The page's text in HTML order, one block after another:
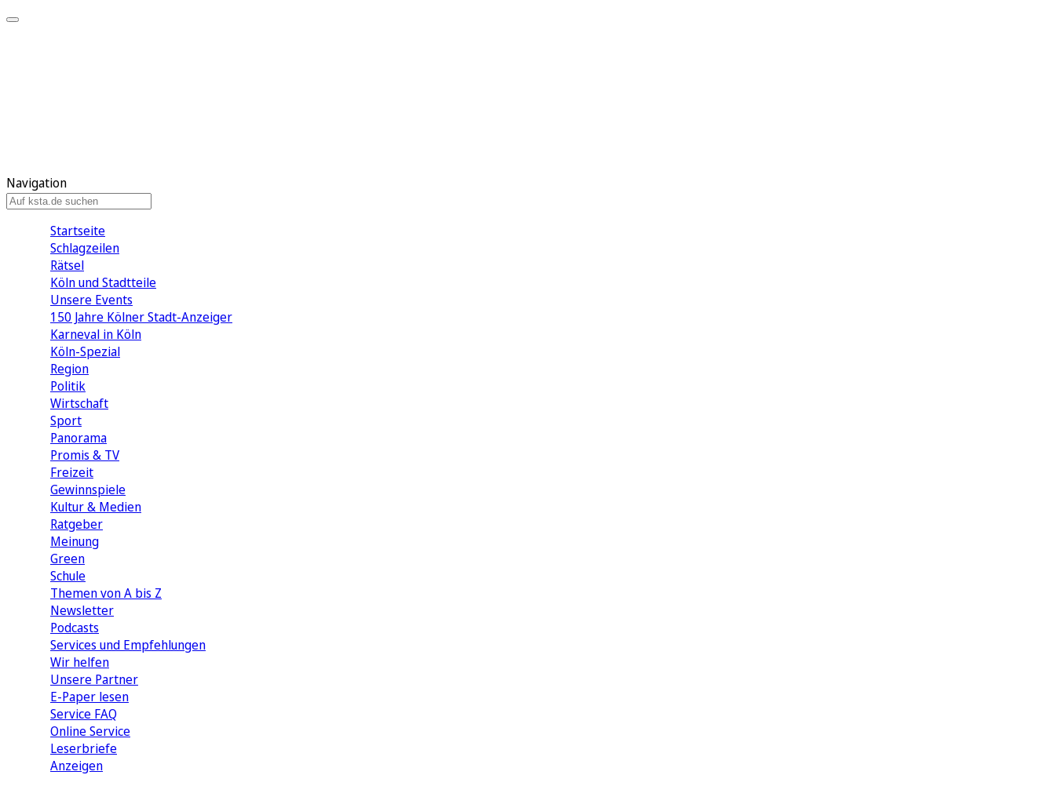
Navigation
Startseite
Schlagzeilen
Rätsel
Köln und Stadtteile
Unsere Events
150 Jahre Kölner Stadt-Anzeiger
Karneval in Köln
Köln-Spezial
Region
Politik
Wirtschaft
Sport
Panorama
Promis & TV
Freizeit
Gewinnspiele
Kultur & Medien
Ratgeber
Meinung
Green
Schule
Themen von A bis Z
Newsletter
Podcasts
Services und Empfehlungen
Wir helfen
Unsere Partner
E-Paper lesen
Service FAQ
Online Service
Leserbriefe
Anzeigen